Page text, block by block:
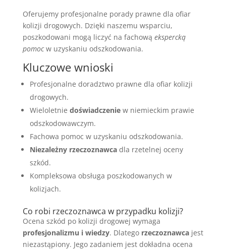
Oferujemy profesjonalne porady prawne dla ofiar
kolizji drogowych. Dzięki naszemu wsparciu,
poszkodowani mogą liczyć na fachową ekspercką
pomocw uzyskaniu odszkodowania.
Kluczowe wnioski
Profesjonalne doradztwo prawne dla ofiar kolizji
drogowych.
Wieloletnie doświadczeniew niemieckim prawie
odszkodowawczym.
Fachowa pomoc w uzyskaniu odszkodowania.
Niezależny rzeczoznawcadla rzetelnej oceny
szkód.
Kompleksowa obsługa poszkodowanych w
kolizjach.
Co robi rzeczoznawca w przypadku kolizji?
Ocena szkód po kolizji drogowej wymaga
profesjonalizmu i wiedzy. Dlatego rzeczoznawcajest
niezastąpiony. Jego zadaniem jest dokładna ocena